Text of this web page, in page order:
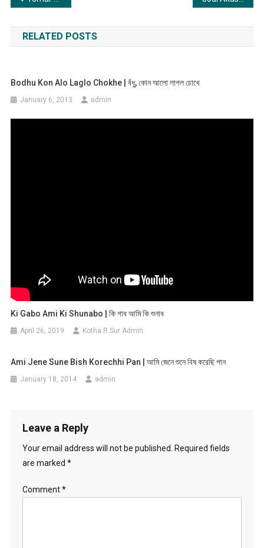
navigation
RELATED POSTS
Bodhu Kon Alo Laglo Chokhe | বঁধু, কোন আলো লাগল চোখে
January 6, 2013 admin
Ki Gabo Ami Ki Shunabo | কি গাব আমি কি শুনাব​
April 26, 2019 Kotha R Sur Admin
Ami Jene Sune Bish Korechhi Pan | আমি জেনে শুনে বিষ করেছি পান
January 18, 2014 admin
Leave a Reply
Your email address will not be published.
Required fields
are marked *
Comment*